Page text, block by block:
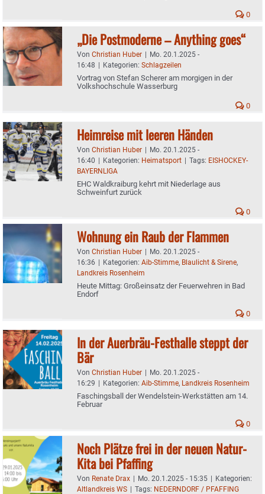
0
„Die Postmoderne – Anything goes“
Von Christian Huber | Mo. 20.1.2025 -
16:48 | Kategorien: Schlagzeilen
Vortrag von Stefan Scherer am morgigen in der
Volkshochschule Wasserburg
0
Heimreise mit leeren Händen
Von Christian Huber | Mo. 20.1.2025 -
16:40 | Kategorien: Heimatsport | Tags: EISHOCKEY-
BAYERNLIGA
EHC Waldkraiburg kehrt mit Niederlage aus
Schweinfurt zurück
0
Wohnung ein Raub der Flammen
Von Christian Huber | Mo. 20.1.2025 -
16:36 | Kategorien: Aib-Stimme, Blaulicht & Sirene,
Landkreis Rosenheim
Heute Mittag: Großeinsatz der Feuerwehren in Bad
Endorf
0
In der Auerbräu-Festhalle steppt der
Bär
Von Christian Huber | Mo. 20.1.2025 -
16:29 | Kategorien: Aib-Stimme, Landkreis Rosenheim
Faschingsball der Wendelstein-Werkstätten am 14.
Februar
0
Noch Plätze frei in der neuen Natur-
Kita bei Pfaffing
Von Renate Drax | Mo. 20.1.2025 - 15:35 | Kategorien:
Altlandkreis WS | Tags: NEDERNDORF / PFAFFING